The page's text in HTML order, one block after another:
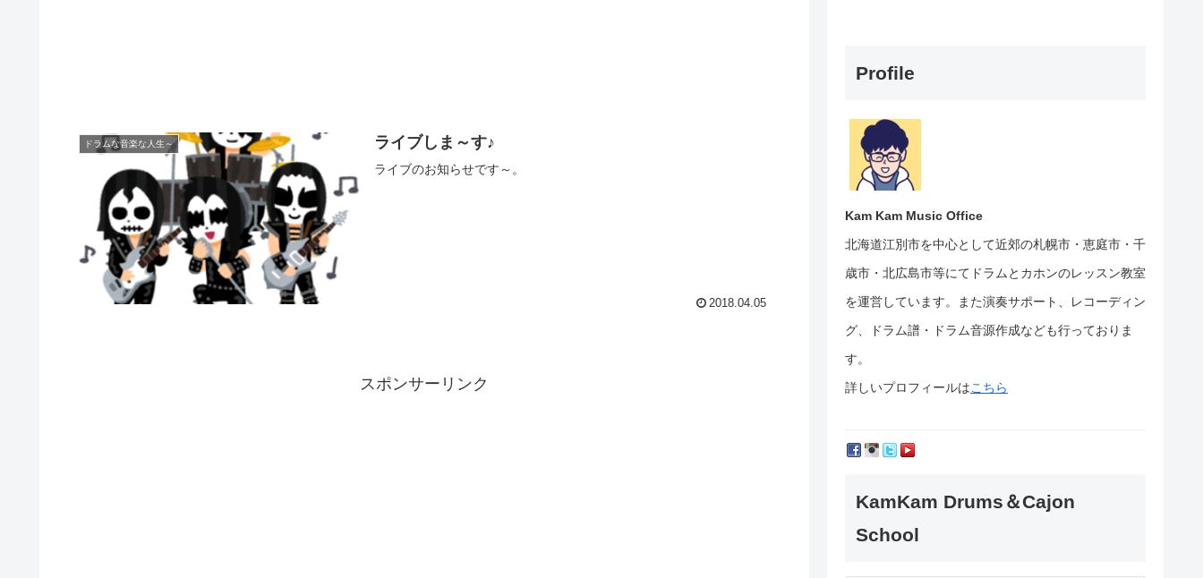
ドラムな音楽な人生～ ライブしま～す♪
ライブのお知らせです～。
2018.04.05
スポンサーリンク
Profile
Kam Kam Music Office
北海道江別市を中心として近郊の札幌市・恵庭市・千
歳市・北広島市等にて ドラムとカホンのレッスン教室
を運営しています。
また演奏サポート、レコーディン
グ、ドラム譜・ドラム音源作成なども行っておりま
す。
詳しいプロフィールはこちら
KamKam Drums＆Cajon
School